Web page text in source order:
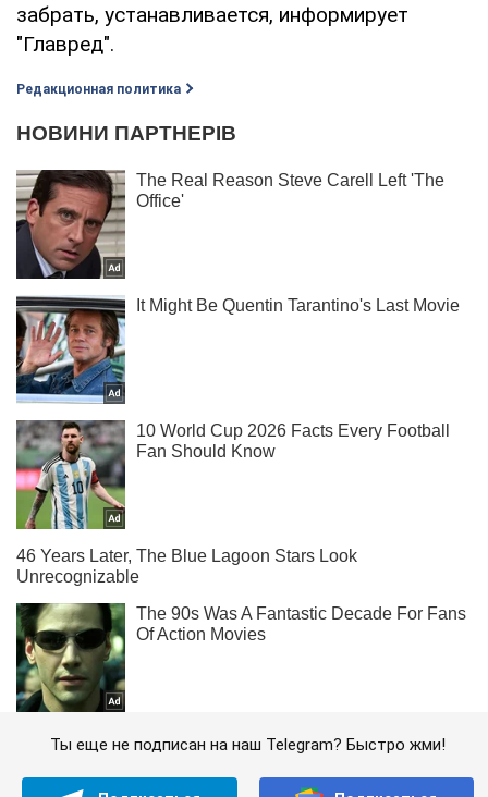
забрать, устанавливается, информирует
"Главред".
Редакционная политика
Ты еще не подписан на наш Telegram? Быстро жми!